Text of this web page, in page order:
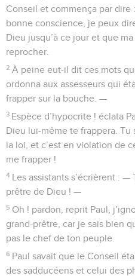
Conseil et commença par
bonne conscience, je peux
Dieu jusqu’à ce jour et que
reprocher.
2 À peine eut-il dit ces mots
ordonna aux assesseurs qui
frapper sur la bouche. —
3 Espèce d’hypocrite ! éclata
Dieu lui-même te frappera. Tu
la loi, et c’est en violation de
me frapper !
4 Les assistants s’écrièrent :
prêtre de Dieu ! —
5 Oh ! pardon, reprit Paul,
grand-prêtre, car je sais bien
pas le chef de ton peuple.
6 Paul savait que le Conseil
des sadducéens et celui des